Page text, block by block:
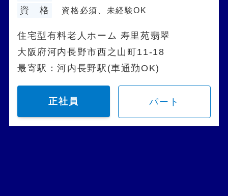
資 格 資格必須、未経験OK
住宅型有料老人ホーム 寿里苑翡翠
大阪府河内長野市西之山町11-18
最寄駅：河内長野駅(車通勤OK)
正社員 パート